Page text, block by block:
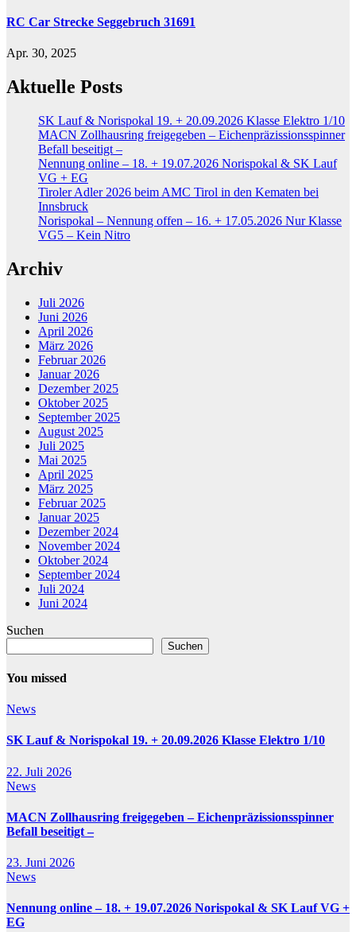
RC Car Strecke Seggebruch 31691
Apr. 30, 2025
Aktuelle Posts
SK Lauf & Norispokal 19. + 20.09.2026 Klasse Elektro 1/10
MACN Zollhausring freigegeben – Eichenpräzissionsspinner
Befall beseitigt –
Nennung online – 18. + 19.07.2026 Norispokal & SK Lauf
VG + EG
Tiroler Adler 2026 beim AMC Tirol in den Kematen bei
Innsbruck
Norispokal – Nennung offen – 16. + 17.05.2026 Nur Klasse
VG5 – Kein Nitro
Archiv
Juli 2026
Juni 2026
April 2026
März 2026
Februar 2026
Januar 2026
Dezember 2025
Oktober 2025
September 2025
August 2025
Juli 2025
Mai 2025
April 2025
März 2025
Februar 2025
Januar 2025
Dezember 2024
November 2024
Oktober 2024
September 2024
Juli 2024
Juni 2024
Suchen
Suchen
You missed
News
SK Lauf & Norispokal 19. + 20.09.2026 Klasse Elektro 1/10
22. Juli 2026
News
MACN Zollhausring freigegeben – Eichenpräzissionsspinner
Befall beseitigt –
23. Juni 2026
News
Nennung online – 18. + 19.07.2026 Norispokal & SK Lauf VG +
EG